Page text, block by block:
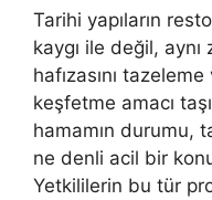
Tarihi yapıların
kaygı ile değil,
hafızasını
keşfetme amacı
hamamın durumu,
ne denli acil bir
Yetkililerin bu tür